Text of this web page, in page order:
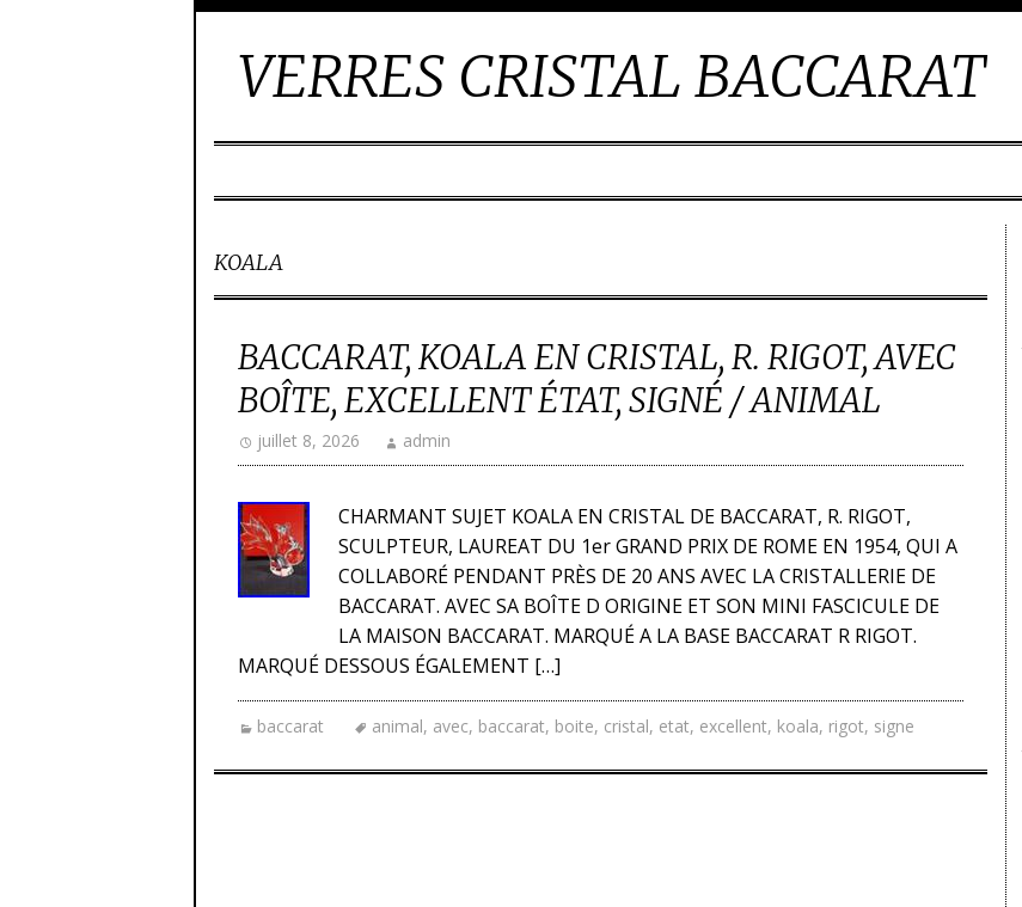
VERRES CRISTAL BACCARAT
KOALA
BACCARAT, KOALA EN CRISTAL, R. RIGOT, AVEC
BOÎTE, EXCELLENT ÉTAT, SIGNÉ / ANIMAL
juillet 8, 2026 admin
CHARMANT SUJET KOALA EN CRISTAL DE BACCARAT, R. RIGOT,
SCULPTEUR, LAUREAT DU 1er GRAND PRIX DE ROME EN 1954, QUI A
COLLABORÉ PENDANT PRÈS DE 20 ANS AVEC LA CRISTALLERIE DE
BACCARAT. AVEC SA BOÎTE D ORIGINE ET SON MINI FASCICULE DE
LA MAISON BACCARAT. MARQUÉ A LA BASE BACCARAT R RIGOT.
MARQUÉ DESSOUS ÉGALEMENT […]
baccarat animal, avec, baccarat, boite, cristal, etat, excellent, koala, rigot, signe